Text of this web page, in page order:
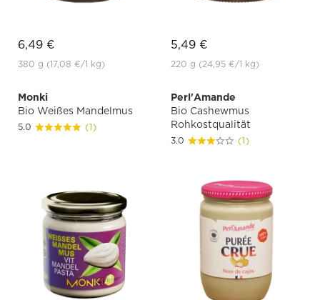
6,49 €
380 g (17,08 €/1 kg)
5,49 €
220 g (24,95 €/1 kg)
Monki
Bio Weißes Mandelmus
5.0 (1)
Perl'Amande
Bio Cashewmus
Rohkostqualität
3.0 (1)